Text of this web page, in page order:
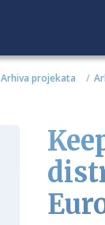
Arhiva projekata